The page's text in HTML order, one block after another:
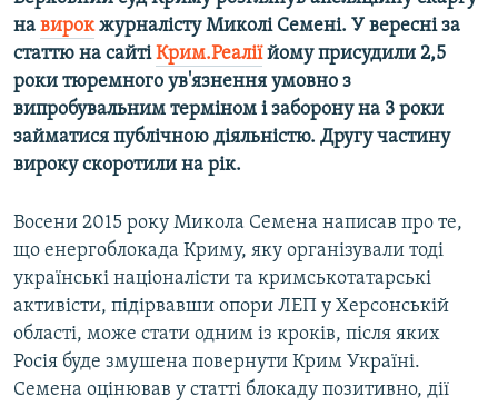
Усі сайти RFE/RL
на вирокжурналісту Миколі Семені. У вересні за
статтю на сайтіКрим.Реаліїйому присудили 2,5
роки тюремного ув'язнення умовно з
випробувальним терміном і заборону на 3 роки
займатися публічною діяльністю. Другу частину
вироку скоротили на рік.
Восени 2015 року Микола Семена написав про те,
що енергоблокада Криму, яку організували тоді
українські націоналісти та кримськотатарські
активісти, підірвавши опори ЛЕП у Херсонській
області, може стати одним із кроків, після яких
Росія буде змушена повернути Крим Україні.
Семена оцінював у статті блокаду позитивно, дії